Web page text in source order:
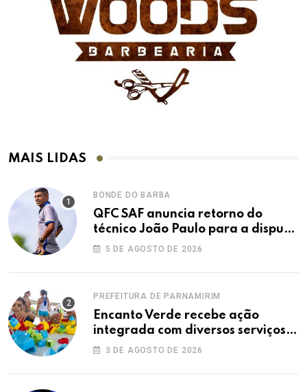
MAIS LIDAS
BONDE DO BARBA
QFC SAF anuncia retorno do
técnico João Paulo para a disputa
da elite do Campeonato Potiguar
5 DE AGOSTO DE 2026
PREFEITURA DE PARNAMIRIM
Encanto Verde recebe ação
integrada com diversos serviços
gratuitos à população
3 DE AGOSTO DE 2026